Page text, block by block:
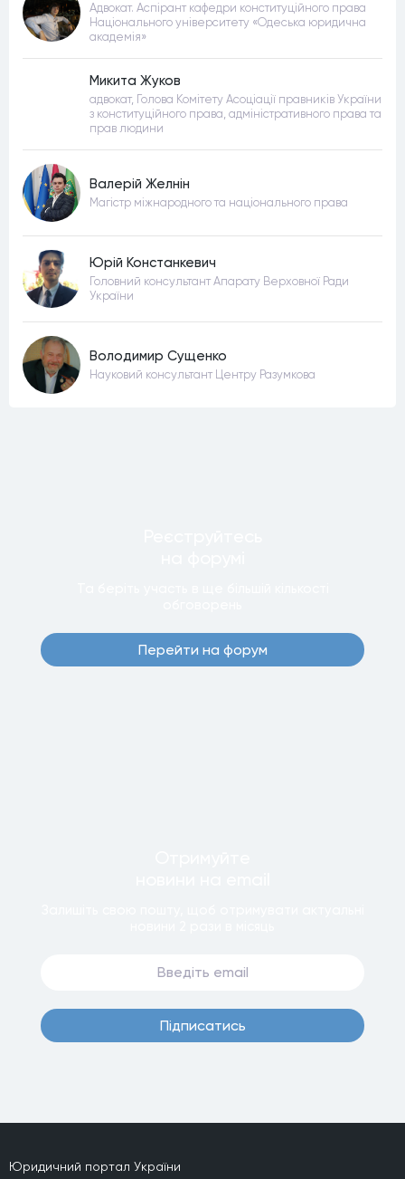
Адвокат. Аспірант кафедри конституційного права
Національного університету «Одеська юридична
академія»
Микита Жуков
адвокат, Голова Комітету Асоціації правників України
з конституційного права, адміністративного права та
прав людини
Валерій Желнін
Магістр міжнародного та національного права
Юрій Констанкевич
Головний консультант Апарату Верховної Ради
України
Володимир Сущенко
Науковий консультант Центру Разумкова
Перейти на форум
Пiдписатись
Юридичний портал України